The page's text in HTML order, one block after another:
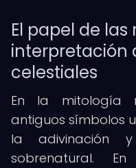
El papel de las
interpretación
celestiales
En la mitología
antiguos símbolos
la adivinación
sobrenatural.